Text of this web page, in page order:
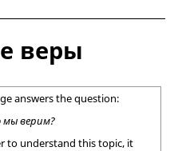
веры
answers the question:
мы верим?
to understand this topic, it